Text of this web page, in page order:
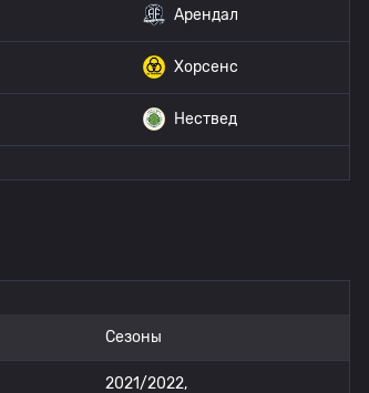
Арендал
Хорсенс
Нествед
Сезоны
2021/2022,